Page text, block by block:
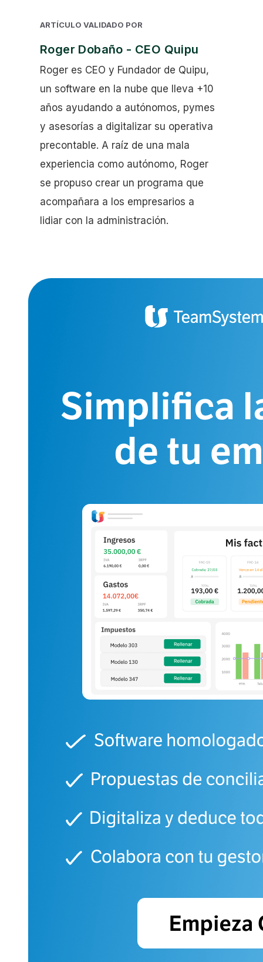
ARTÍCULO VALIDADO POR
Roger Dobaño - CEO Quipu
Roger es CEO y Fundador de Quipu,
un software en la nube que lleva +10
años ayudando a autónomos, pymes
y asesorías a digitalizar su operativa
precontable. A raíz de una mala
experiencia como autónomo, Roger
se propuso crear un programa que
acompañara a los empresarios a
lidiar con la administración.